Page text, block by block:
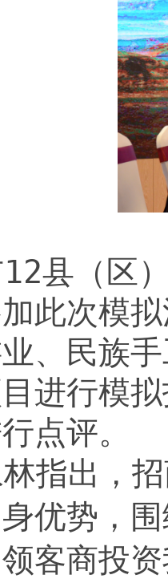
12县（区
此次模
、民族
进行模
点评。
指出，
优势，
客商投